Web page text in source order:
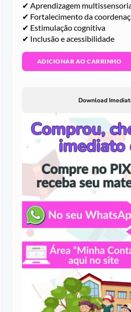
✔ Aprendizagem
✔ Fortalecimento da
✔ Estimulação cognitiva
✔ Inclusão e acessibilidade
ADICIONAR AO CARRINHO
Download